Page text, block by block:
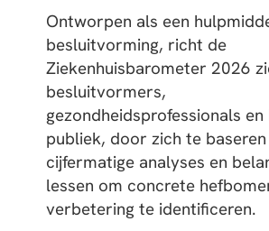
Ontworpen als een
besluitvorming, richt de
Ziekenhuisbarometer 2026
besluitvormers,
gezondheidsprofessionals
publiek, door zich te
cijfermatige analyses en
lessen om concrete
verbetering te identificeren.